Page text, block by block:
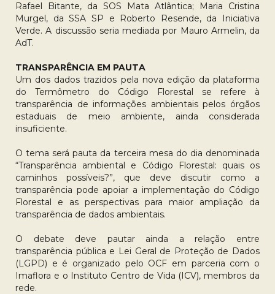
Rafael Bitante, da SOS Mata Atlântica; Maria Cristina
Murgel, da SSA SP e Roberto Resende, da Iniciativa
Verde. A discussão seria mediada por Mauro Armelin, da
AdT.
TRANSPARÊNCIA EM PAUTA
Um dos dados trazidos pela nova edição da plataforma
do Termômetro do Código Florestal se refere à
transparência de informações ambientais pelos órgãos
estaduais de meio ambiente, ainda considerada
insuficiente.
O tema será pauta da terceira mesa do dia denominada
“Transparência ambiental e Código Florestal: quais os
caminhos possíveis?”, que deve discutir como a
transparência pode apoiar a implementação do Código
Florestal e as perspectivas para maior ampliação da
transparência de dados ambientais.
O debate deve pautar ainda a relação entre
transparência pública e Lei Geral de Proteção de Dados
(LGPD) e é organizado pelo OCF em parceria com o
Imaflora e o Instituto Centro de Vida (ICV), membros da
rede.